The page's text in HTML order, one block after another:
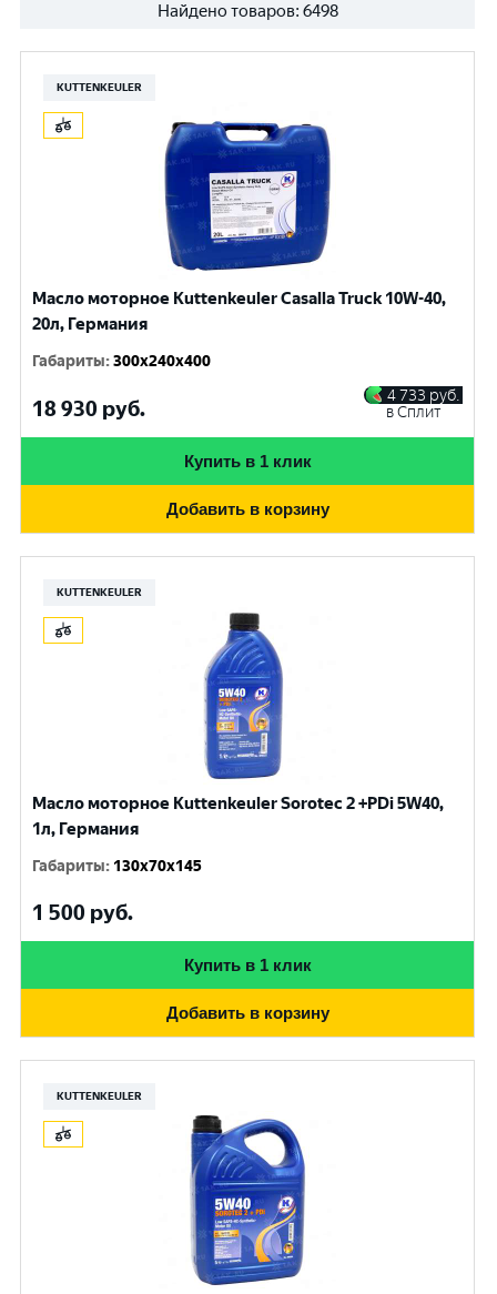
Найдено товаров: 6498
KUTTENKEULER
Масло моторное Kuttenkeuler Casalla Truck 10W-40,
20л, Германия
Габариты:300x240x400
18 930 руб.
4 733 руб.
в Сплит
Купить в 1 клик
Добавить в корзину
KUTTENKEULER
Масло моторное Kuttenkeuler Sorotec 2 +PDi 5W40,
1л, Германия
Габариты: 130x70x145
1 500 руб.
Купить в 1 клик
Добавить в корзину
KUTTENKEULER